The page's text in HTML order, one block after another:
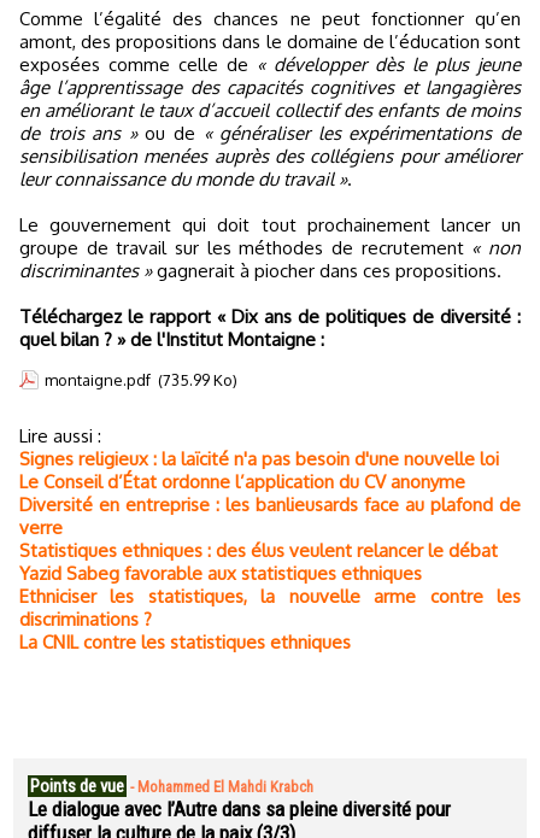
Comme l’égalité des chances ne peut fonctionner qu’en
amont, des propositions dans le domaine de l’éducation sont
exposées comme celle de « développer dès le plus jeune
âge l’apprentissage des capacités cognitives et langagières
en améliorant le taux d’accueil collectif des enfants de moins
de trois ans »ou de « généraliser les expérimentations de
sensibilisation menées auprès des collégiens pour améliorer
leur connaissance du monde du travail ».
Le gouvernement qui doit tout prochainement lancer un
groupe de travail sur les méthodes de recrutement « non
discriminantes »gagnerait à piocher dans ces propositions.
Téléchargez le rapport « Dix ans de politiques de diversité :
quel bilan ? » de l'Institut Montaigne :
montaigne.pdf (735.99 Ko)
Lire aussi :
Signes religieux : la laïcité n'a pas besoin d'une nouvelle loi
Le Conseil d’État ordonne l’application du CV anonyme
Diversité en entreprise : les banlieusards face au plafond de
verre
Statistiques ethniques : des élus veulent relancer le débat
Yazid Sabeg favorable aux statistiques ethniques
Ethniciser les statistiques, la nouvelle arme contre les
discriminations ?
La CNIL contre les statistiques ethniques
Points de vue - Mohammed El Mahdi Krabch
Le dialogue avec l’Autre dans sa pleine diversité pour
diffuser la culture de la paix (3/3)